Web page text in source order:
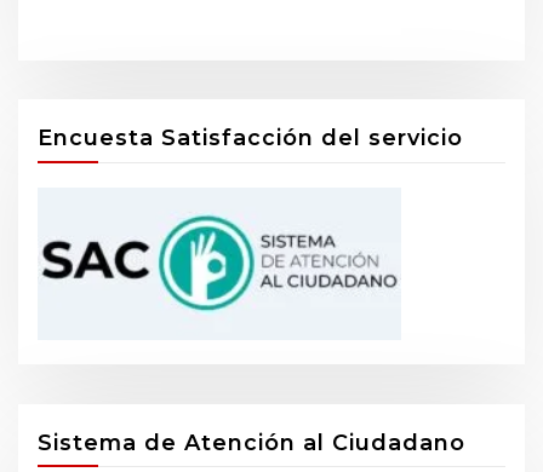
Encuesta Satisfacción del servicio
Sistema de Atención al Ciudadano